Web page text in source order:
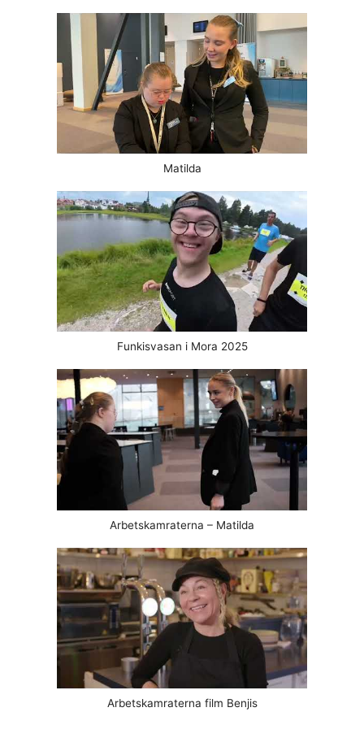
Matilda
Funkisvasan i Mora 2025
Arbetskamraterna – Matilda
Arbetskamraterna film Benjis